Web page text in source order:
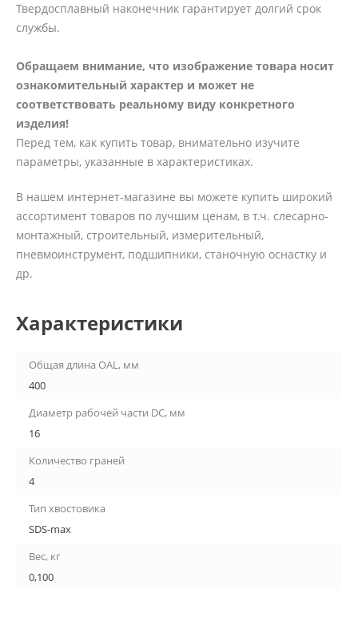
Твердосплавный наконечник гарантирует долгий срок
службы.
Обращаем внимание, что изображение товара носит
ознакомительный характер и может не
соответствовать реальному виду конкретного
изделия!
Перед тем, как купить товар, внимательно изучите
параметры, указанные в характеристиках.
В нашем интернет-магазине вы можете купить широкий
ассортимент товаров по лучшим ценам, в т.ч. слесарно-
монтажный, строительный, измерительный,
пневмоинструмент, подшипники, станочную оснастку и
др.
Характеристики
Общая длина OAL, мм
400
Диаметр рабочей части DC, мм
16
Количество граней
4
Тип хвостовика
SDS-max
Вес, кг
0,100